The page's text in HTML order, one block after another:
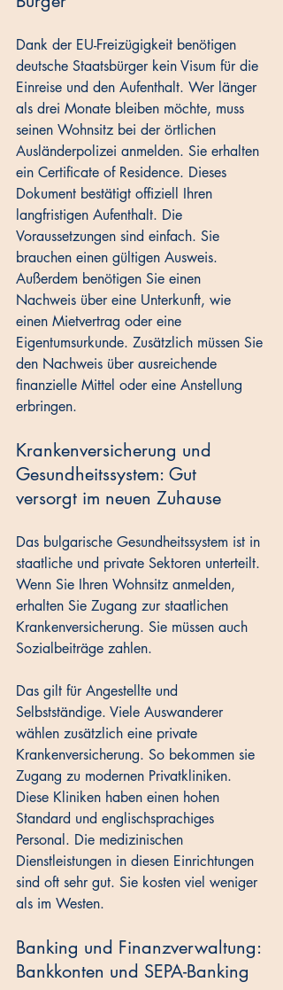
Dank der EU-Freizügigkeit benötigen
deutsche Staatsbürger kein Visum für die
Einreise und den Aufenthalt. Wer länger
als drei Monate bleiben möchte, muss
seinen Wohnsitz bei der örtlichen
Ausländerpolizei anmelden. Sie erhalten
ein Certificate of Residence. Dieses
Dokument bestätigt offiziell Ihren
langfristigen Aufenthalt. Die
Voraussetzungen sind einfach. Sie
brauchen einen gültigen Ausweis.
Außerdem benötigen Sie einen
Nachweis über eine Unterkunft, wie
einen Mietvertrag oder eine
Eigentumsurkunde. Zusätzlich müssen Sie
den Nachweis über ausreichende
finanzielle Mittel oder eine Anstellung
erbringen.
Krankenversicherung und
Gesundheitssystem: Gut
versorgt im neuen Zuhause
Das bulgarische Gesundheitssystem ist in
staatliche und private Sektoren unterteilt.
Wenn Sie Ihren Wohnsitz anmelden,
erhalten Sie Zugang zur staatlichen
Krankenversicherung. Sie müssen auch
Sozialbeiträge zahlen.
Das gilt für Angestellte und
Selbstständige. Viele Auswanderer
wählen zusätzlich eine private
Krankenversicherung. So bekommen sie
Zugang zu modernen Privatkliniken.
Diese Kliniken haben einen hohen
Standard und englischsprachiges
Personal. Die medizinischen
Dienstleistungen in diesen Einrichtungen
sind oft sehr gut. Sie kosten viel weniger
als im Westen.
Banking und Finanzverwaltung:
Bankkonten und SEPA-Banking